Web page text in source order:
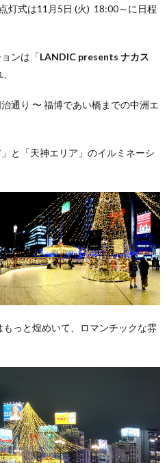
灯式は11月5日 (火) 18:00～に日程
ンは「LANDIC presents ナカス
通り 〜 福博であい橋までの中洲エ
と「天神エリア」のイルミネーシ
っと煌めいて、ロマンチックな雰